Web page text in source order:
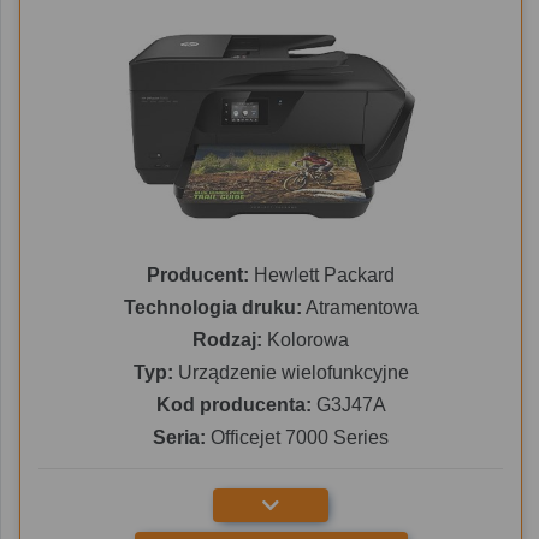
Producent: Hewlett Packard
Technologia druku: Atramentowa
Rodzaj: Kolorowa
Typ: Urządzenie wielofunkcyjne
Kod producenta: G3J47A
Seria: Officejet 7000 Series